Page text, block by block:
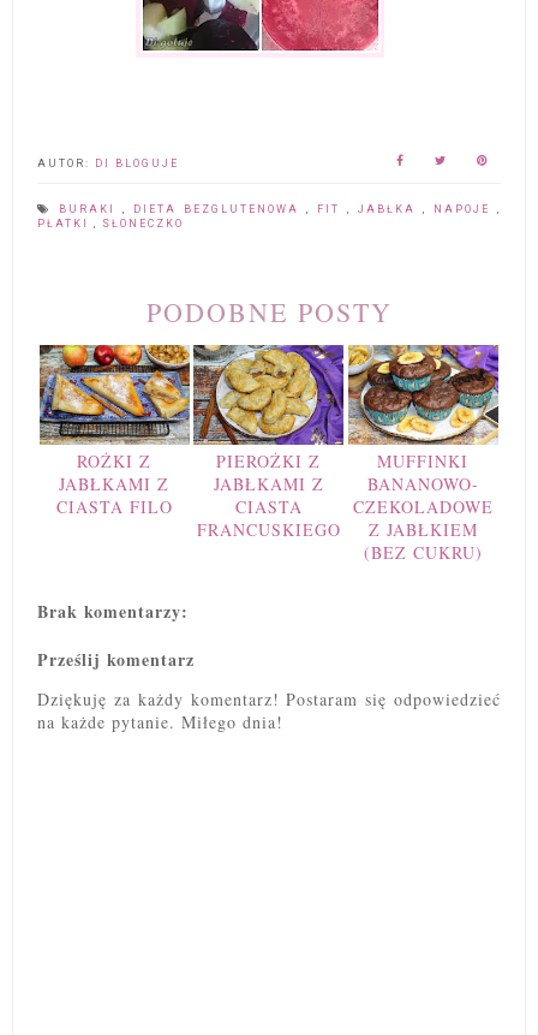
AUTOR: DI BLOGUJE
BURAKI , DIETA BEZGLUTENOWA , FIT , JABŁKA , NAPOJE ,
PŁATKI , SŁONECZKO
PODOBNE POSTY
ROŻKI Z
JABŁKAMI Z
CIASTA FILO
PIEROŻKI Z
JABŁKAMI Z
CIASTA
FRANCUSKIEGO
MUFFINKI
BANANOWO-
CZEKOLADOWE
Z JABŁKIEM
(BEZ CUKRU)
Brak komentarzy:
Prześlij komentarz
Dziękuję za każdy komentarz! Postaram się odpowiedzieć
na każde pytanie. Miłego dnia!